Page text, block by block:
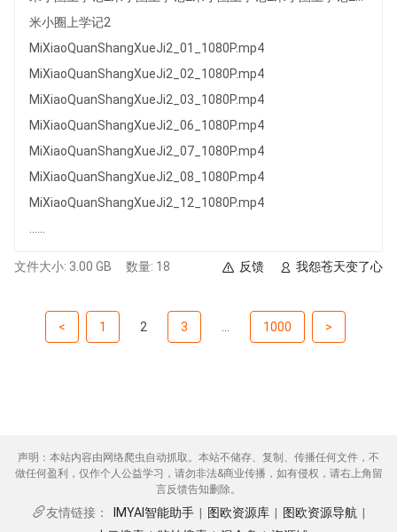
米小圈上学记2
MiXiaoQuanShangXueJi2_01_1080P.mp4
MiXiaoQuanShangXueJi2_02_1080P.mp4
MiXiaoQuanShangXueJi2_03_1080P.mp4
MiXiaoQuanShangXueJi2_06_1080P.mp4
MiXiaoQuanShangXueJi2_07_1080P.mp4
MiXiaoQuanShangXueJi2_08_1080P.mp4
MiXiaoQuanShangXueJi2_12_1080P.mp4
文件大小: 3.00 GB 数量: 18 我怨苍天变了心
反馈
< 1 2 3 1000 >
声明：本站内容由网络爬虫自动抓取。本站不储存、复制、传播任何文件，不
做任何盈利，仅作个人公益学习，请勿非法&商业传播，如有侵权，请右上角留
言反馈告知删除。
友情链接： IMYAI智能助手 | 图欧资源库 | 图欧资源导航 |